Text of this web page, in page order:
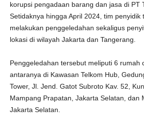
korupsi pengadaan barang dan jasa di PT
Setidaknya hingga April 2024, tim penyidik
melakukan penggeledahan sekaligus
lokasi di wilayah Jakarta dan Tangerang.
Penggeledahan tersebut meliputi 6 rumah
antaranya di Kawasan Telkom Hub,
Tower, Jl. Jend. Gatot Subroto Kav. 52,
Mampang Prapatan, Jakarta Selatan, dan
Jakarta Selatan.